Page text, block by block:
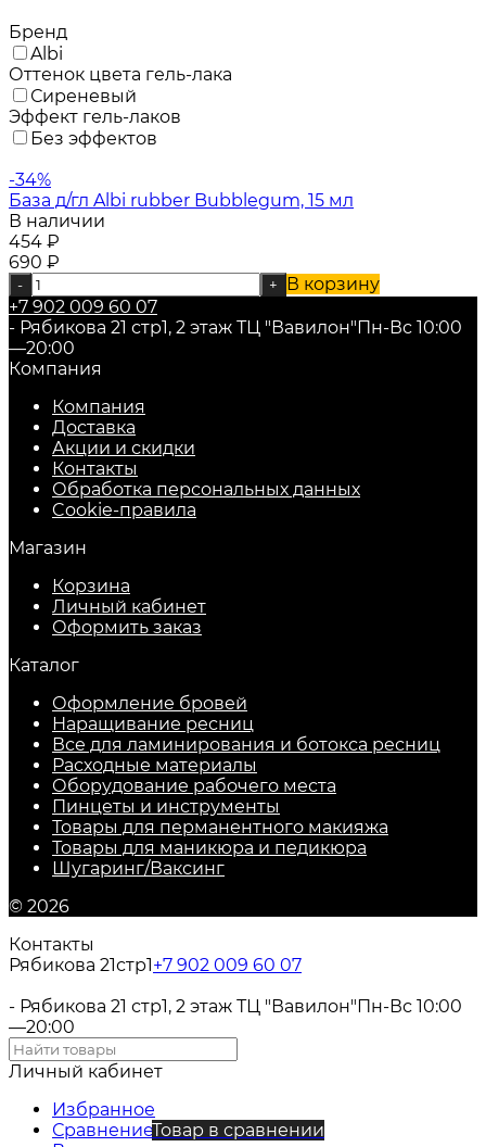
Бренд
Albi
Оттенок цвета гель-лака
Сиреневый
Эффект гель-лаков
Без эффектов
-34%
База д/гл Albi rubber Bubblegum, 15 мл
В наличии
454 ₽
690 ₽
- +
В корзину
+7 902 009 60 07
- Рябикова 21 стр1, 2 этаж ТЦ "Вавилон"Пн-Вс 10:00
—20:00
Компания
Компания
Доставка
Акции и скидки
Контакты
Обработка персональных данных
Cookie-правила
Магазин
Корзина
Личный кабинет
Оформить заказ
Каталог
Оформление бровей
Наращивание ресниц
Все для ламинирования и ботокса ресниц
Расходные материалы
Оборудование рабочего места
Пинцеты и инструменты
Товары для перманентного макияжа
Товары для маникюра и педикюра
Шугаринг/Ваксинг
© 2026
Контакты
Рябикова 21стр1+7 902 009 60 07
- Рябикова 21 стр1, 2 этаж ТЦ "Вавилон"Пн-Вс 10:00
—20:00
Личный кабинет
Избранное
СравнениеТовар в сравнении